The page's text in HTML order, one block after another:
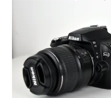
Ersättning om varan inte